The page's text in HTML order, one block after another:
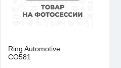
Ring Automotive
CO581